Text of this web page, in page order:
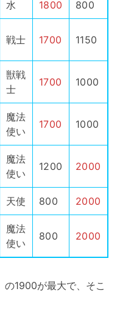
水 1800 800
戦士 1700 1150
獣戦
士
1700 1000
魔法
使い
1700 1000
魔法
使い
1200 2000
天使 800 2000
魔法
使い
800 2000
の1900が最大で、そこ